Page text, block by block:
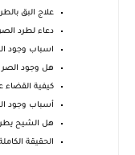
علاج البق
دعاء لطرد
اسباب وجود
هل وجود
كيفية
أسباب وجود
هل الشيح
الحقيقة